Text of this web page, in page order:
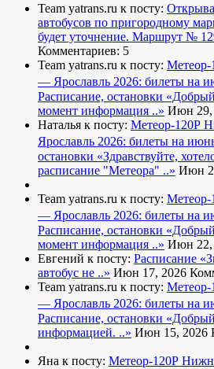
Team yatrans.ru к посту:
автобусов по пригородному
будет уточнение. Маршрут №
Комментариев: 5
Team yatrans.ru к посту:
— Ярославль 2026: билеты на
Расписание, остановки
момент информация ..» Июн 29,
Наталья к посту: Метеор-120Р
Ярославль 2026: билеты на
остановки «Здравствуйте,
расписание "Метеора" ..» Июн
Team yatrans.ru к посту:
— Ярославль 2026: билеты на
Расписание, остановки
момент информация ..» Июн 22,
Евгений к посту: Расписание
автобус не ..» Июн 17, 2026
Team yatrans.ru к посту:
— Ярославль 2026: билеты на
Расписание, остановки
информацией. ..» Июн 15, 2026
Яна к посту: Метеор-120Р